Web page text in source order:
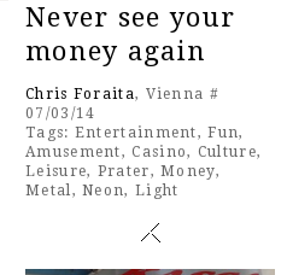
Never see your
money again
Chris Foraita, Vienna #
07/03/14
Tags: Entertainment,Fun,
Amusement, Casino, Culture,
Leisure, Prater,Money,
Metal,Neon, Light